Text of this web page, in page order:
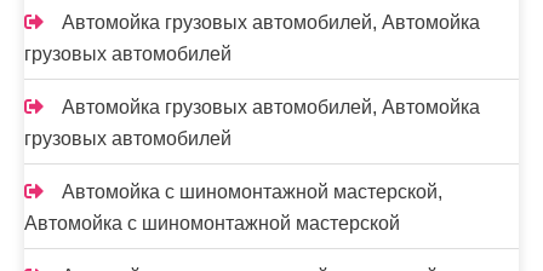
Автомойка грузовых автомобилей, Автомойка
грузовых автомобилей
Автомойка грузовых автомобилей, Автомойка
грузовых автомобилей
Автомойка с шиномонтажной мастерской,
Автомойка с шиномонтажной мастерской